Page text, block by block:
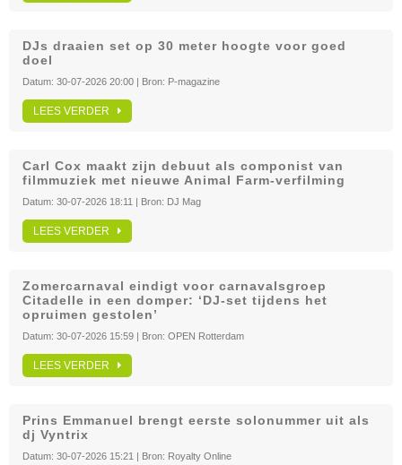
DJs draaien set op 30 meter hoogte voor goed
doel
Datum: 30-07-2026 20:00 | Bron: P-magazine
LEES VERDER
Carl Cox maakt zijn debuut als componist van
filmmuziek met nieuwe Animal Farm-verfilming
Datum: 30-07-2026 18:11 | Bron: DJ Mag
LEES VERDER
Zomercarnaval eindigt voor carnavalsgroep
Citadelle in een domper: ‘DJ-set tijdens het
opruimen gestolen’
Datum: 30-07-2026 15:59 | Bron: OPEN Rotterdam
LEES VERDER
Prins Emmanuel brengt eerste solonummer uit als
dj Vyntrix
Datum: 30-07-2026 15:21 | Bron: Royalty Online